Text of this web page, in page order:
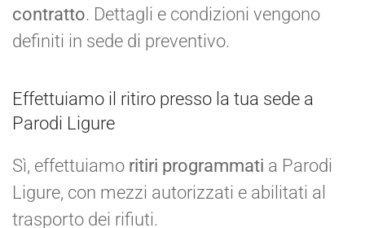
contratto. Dettagli e condizioni vengono
definiti in sede di preventivo.
Effettuiamo il ritiro presso la tua sede a
Parodi Ligure
Sì, effettuiamo ritiri programmati a Parodi
Ligure, con mezzi autorizzati e abilitati al
trasporto dei rifiuti.